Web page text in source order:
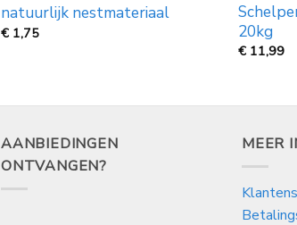
natuurlijk nestmateriaal
€ 1,75
20kg
€ 11,99
AANBIEDINGEN
ONTVANGEN?
MEER